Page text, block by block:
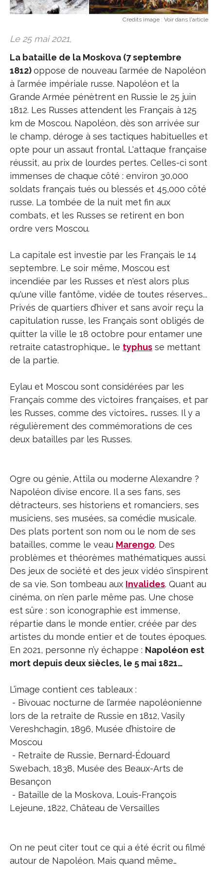
Credits image : Voir dans l'article
Le 25 mai 2021,
La bataille de la Moskova (7 septembre
1812)oppose de nouveau l’armée de Napoléon
à l’armée impériale russe. Napoléon et la
Grande Armée pénètrent en Russie le 25 juin
1812. Les Russes attendent les Français à 125
km de Moscou. Napoléon, dès son arrivée sur
le champ, déroge à ses tactiques habituelles et
opte pour un assaut frontal. L'attaque française
réussit, au prix de lourdes pertes. Celles-ci sont
immenses de chaque côté : environ 30,000
soldats français tués ou blessés et 45,000 côté
russe. La tombée de la nuit met fin aux
combats, et les Russes se retirent en bon
ordre vers Moscou.
La capitale est investie par les Français le 14
septembre. Le soir même, Moscou est
incendiée par les Russes et n'est alors plus
qu'une ville fantôme, vidée de toutes réserves...
Privés de quartiers d’hiver et sans avoir reçu la
capitulation russe, les Français sont obligés de
quitter la ville le 18 octobre pour entamer une
retraite catastrophique… le typhus se mettant
de la partie.
Eylau et Moscou sont considérées par les
Français comme des victoires françaises, et par
les Russes, comme des victoires… russes. Il y a
régulièrement des commémorations de ces
deux batailles par les Russes.
Ogre ou génie, Attila ou moderne Alexandre ?
Napoléon divise encore. Il a ses fans, ses
détracteurs, ses historiens et romanciers, ses
musiciens, ses musées, sa comédie musicale.
Des plats portent son nom ou le nom de ses
batailles, comme le veau Marengo. Des
problèmes et théorèmes mathématiques aussi.
Des jeux de société et des jeux vidéo s’inspirent
de sa vie. Son tombeau aux Invalides. Quant au
cinéma, on n’en parle même pas. Une chose
est sûre : son iconographie est immense,
répartie dans le monde entier, créée par des
artistes du monde entier et de toutes époques.
En 2021, personne n’y échappe : Napoléon est
mort depuis deux siècles, le 5 mai 1821…
L’image contient ces tableaux :
- Bivouac nocturne de l’armée napoléonienne
lors de la retraite de Russie en 1812, Vasily
Vereshchagin, 1896, Musée d’histoire de
Moscou
- Retraite de Russie, Bernard-Édouard
Swebach, 1838, Musée des Beaux-Arts de
Besançon
- Bataille de la Moskova, Louis-François
Lejeune, 1822, Château de Versailles
On ne peut citer tout ce qui a été écrit ou filmé
autour de Napoléon. Mais quand même…